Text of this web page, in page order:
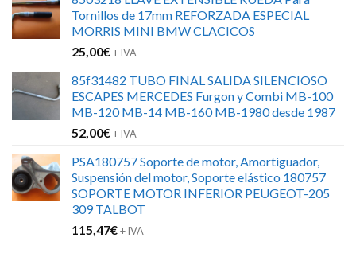
era:
152,00€.
es:
120,00€.
Tornillos de 17mm REFORZADA ESPECIAL
MORRIS MINI BMW CLACICOS
25,00€+ IVA
85f31482 TUBO FINAL SALIDA SILENCIOSO
ESCAPES MERCEDES Furgon y Combi MB-100
MB-120 MB-14 MB-160 MB-1980 desde 1987
52,00€+ IVA
PSA180757 Soporte de motor, Amortiguador,
Suspensión del motor, Soporte elástico 180757
SOPORTE MOTOR INFERIOR PEUGEOT-205
309 TALBOT
115,47€+ IVA